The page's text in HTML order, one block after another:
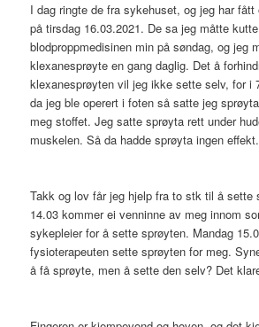
I dag ringte de fra sykehuset, og jeg har fått
på tirsdag 16.03.2021. De sa jeg måtte
blodproppmedisinen min på søndag, og jeg
klexanesprøyte en gang daglig. Det å
klexanesprøyten vil jeg ikke sette selv, for i
da jeg ble operert i foten så satte jeg
meg stoffet. Jeg satte sprøyta rett under
muskelen. Så da hadde sprøyta ingen effekt.
Takk og lov får jeg hjelp fra to stk til å sette
14.03 kommer ei venninne av meg innom
sykepleier for å sette sprøyten. Mandag
fysioterapeuten sette sprøyten for meg.
å få sprøyte, men å sette den selv? Det